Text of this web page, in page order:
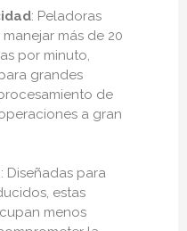
: Peladoras
más de 20
por minuto,
grandes
de
a gran
: Diseñadas para
estas
menos